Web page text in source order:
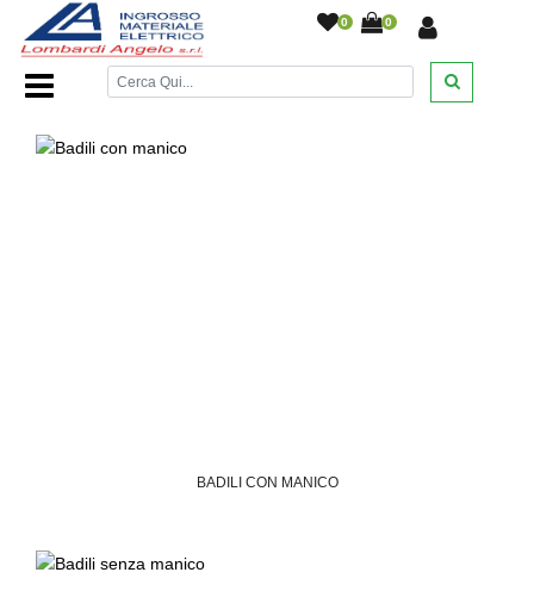
0 0
Home Page/DESANTIS////
BADILI CON MANICO